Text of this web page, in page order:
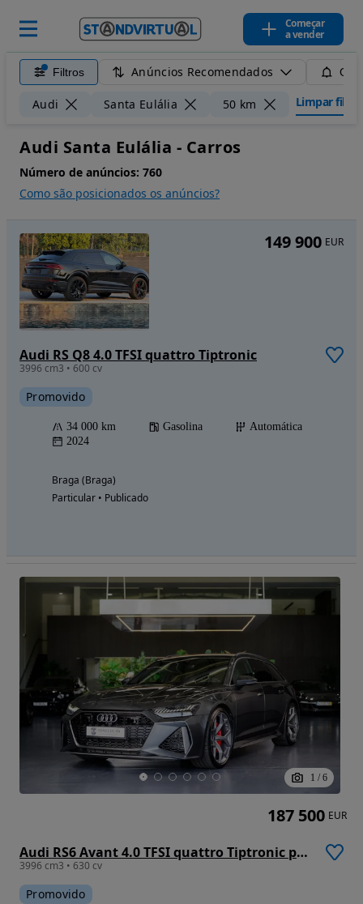
Começar
a vender
Filtros Anúncios Recomendados
Audi Santa Eulália 50 km Limpar
Audi Santa Eulália - Carros
Número de anúncios: 760
Como são posicionados os anúncios?
Audi RS Q8 4.0 TFSI quattro Tiptronic
3996 cm3 • 600 cv
Promovido
34 000 km Gasolina
Automática
2024
Braga (Braga)
Particular • Publicado
149 900 EUR
1 / 6
Audi RS6 Avant 4.0 TFSI quattro Tiptronic performance
3996 cm3 • 630 cv
Promovido
187 500 EUR